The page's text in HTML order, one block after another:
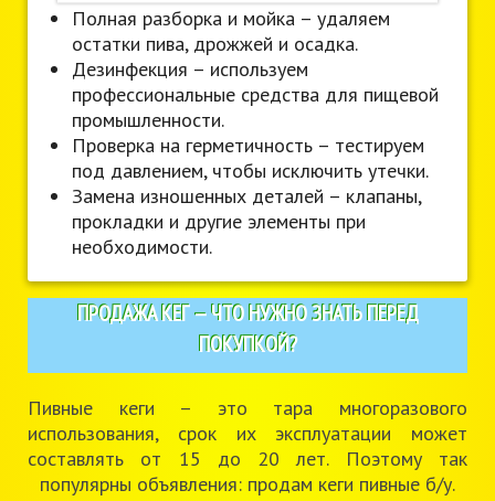
Полная разборка и мойка – удаляем
остатки пива, дрожжей и осадка.
Дезинфекция – используем
профессиональные средства для пищевой
промышленности.
Проверка на герметичность – тестируем
под давлением, чтобы исключить утечки.
Замена изношенных деталей – клапаны,
прокладки и другие элементы при
необходимости.
ПРОДАЖА КЕГ — ЧТО НУЖНО ЗНАТЬ ПЕРЕД
ПОКУПКОЙ?
Пивные кеги – это тара многоразового
использования, срок их эксплуатации может
составлять от 15 до 20 лет. Поэтому так
популярны объявления: продам кеги пивные б/у.